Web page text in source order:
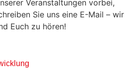
Veranstaltungen vorbei,
Sie uns eine E-Mail – wir
Euch zu hören!